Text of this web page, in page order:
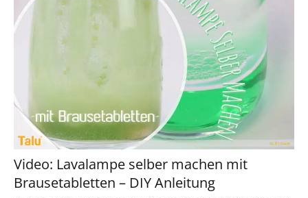
Video: Lavalampe selber machen mit
Brausetabletten – DIY Anleitung